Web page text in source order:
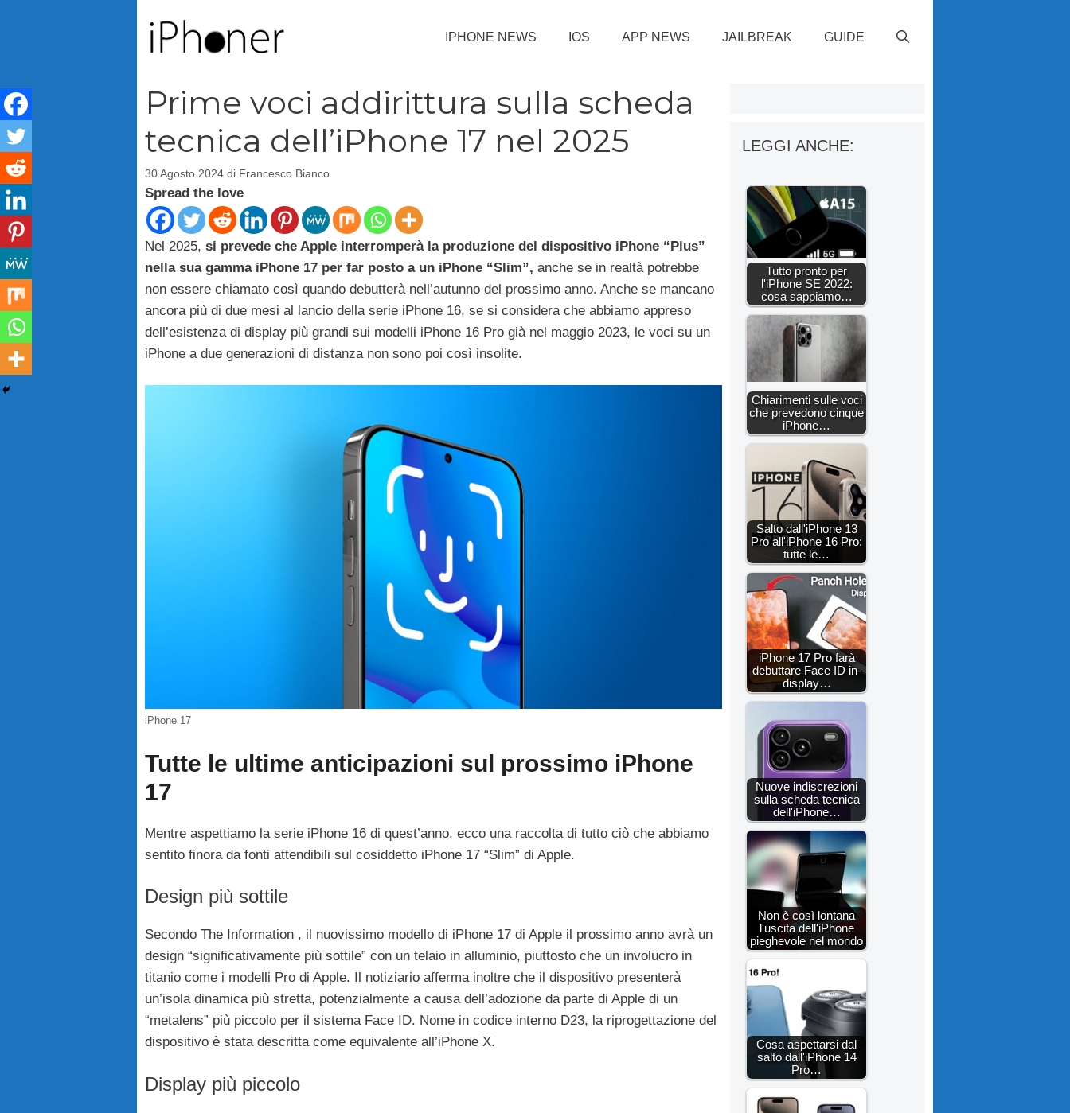
IPHONE NEWS IOS APP NEWS JAILBREAK GUIDE
Prime voci addirittura sulla scheda
tecnica dell’iPhone 17 nel 2025
30 Agosto 2024 di Francesco Bianco
Spread the love
Nel 2025, si prevede che Apple interromperà la produzione del dispositivo iPhone “Plus”
nella sua gamma iPhone 17 per far posto a un iPhone “Slim”, anche se in realtà potrebbe
non essere chiamato così quando debutterà nell’autunno del prossimo anno. Anche se mancano
ancora più di due mesi al lancio della serie iPhone 16, se si considera che abbiamo appreso
dell’esistenza di display più grandi sui modelli iPhone 16 Pro già nel maggio 2023, le voci su un
iPhone a due generazioni di distanza non sono poi così insolite.
iPhone 17
Tutte le ultime anticipazioni sul prossimo iPhone
17
Mentre aspettiamo la serie iPhone 16 di quest’anno, ecco una raccolta di tutto ciò che abbiamo
sentito finora da fonti attendibili sul cosiddetto iPhone 17 “Slim” di Apple.
Design più sottile
Secondo The Information , il nuovissimo modello di iPhone 17 di Apple il prossimo anno avrà un
design “significativamente più sottile” con un telaio in alluminio, piuttosto che un involucro in
titanio come i modelli Pro di Apple. Il notiziario afferma inoltre che il dispositivo presenterà
un’isola dinamica più stretta, potenzialmente a causa dell’adozione da parte di Apple di un
“metalens” più piccolo per il sistema Face ID. Nome in codice interno D23, la riprogettazione del
dispositivo è stata descritta come equivalente all’iPhone X.
Display più piccolo
LEGGI ANCHE:
Tutto pronto per
l'iPhone SE 2022:
cosa sappiamo…
Chiarimenti sulle voci
che prevedono cinque
iPhone…
Salto dall'iPhone 13
Pro all'iPhone 16 Pro:
tutte le…
iPhone 17 Pro farà
debuttare Face ID in-
display…
Nuove indiscrezioni
sulla scheda tecnica
dell'iPhone…
Non è così lontana
l'uscita dell'iPhone
pieghevole nel mondo
Cosa aspettarsi dal
salto dall'iPhone 14
Pro…